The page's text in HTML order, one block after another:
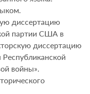
диссертацию
партии США в
диссертацию
войны».